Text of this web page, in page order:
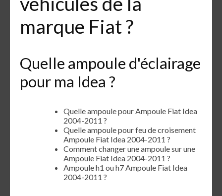
marque Fiat ?
Quelle ampoule d'éclairage
pour ma Idea ?
Quelle ampoule pour Ampoule Fiat Idea
2004-2011 ?
Quelle ampoule pour feu de croisement
Ampoule Fiat Idea 2004-2011 ?
Comment changer une ampoule sur une
Ampoule Fiat Idea 2004-2011 ?
Ampoule h1 ou h7 Ampoule Fiat Idea
2004-2011 ?